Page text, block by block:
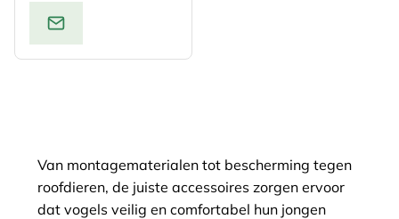
Van montagematerialen tot bescherming tegen
roofdieren, de juiste accessoires zorgen ervoor
dat vogels veilig en comfortabel hun jongen